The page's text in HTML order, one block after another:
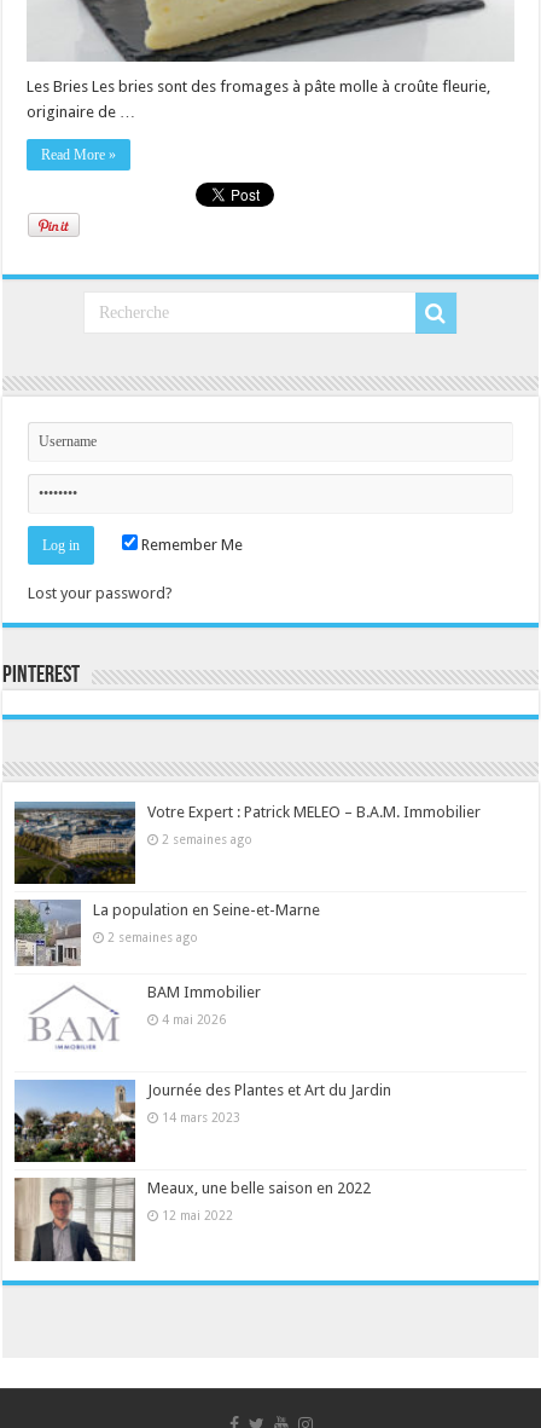
Les Bries Les bries sont des fromages à pâte molle à croûte fleurie,
originaire de …
Read More »
Remember Me
Lost your password?
Pinterest
Votre Expert : Patrick MELEO – B.A.M. Immobilier
2 semaines ago
La population en Seine-et-Marne
2 semaines ago
BAM Immobilier
4 mai 2026
Journée des Plantes et Art du Jardin
14 mars 2023
Meaux, une belle saison en 2022
12 mai 2022